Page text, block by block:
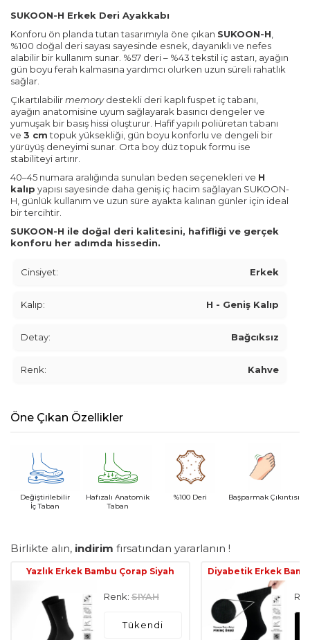
SUKOON-H Erkek Deri Ayakkabı
Konforu ön planda tutan tasarımıyla öne çıkan SUKOON-H,
%100 doğal deri sayası sayesinde esnek, dayanıklı ve nefes
alabilir bir kullanım sunar. %57 deri – %43 tekstil iç astarı, ayağın
gün boyu ferah kalmasına yardımcı olurken uzun süreli rahatlık
sağlar.
Çıkartılabilirmemorydestekli deri kaplı fuspet iç tabanı,
ayağın anatomisine uyum sağlayarak basıncı dengeler ve
yumuşak bir basış hissi oluşturur. Hafif yapılı poliüretan tabanı
ve 3 cmtopuk yüksekliği, gün boyu konforlu ve dengeli bir
yürüyüş deneyimi sunar. Orta boy düz topuk formu ise
stabiliteyi artırır.
40–45 numara aralığında sunulan beden seçenekleri ve H
kalıp yapısı sayesinde daha geniş iç hacim sağlayan SUKOON-
H, günlük kullanım ve uzun süre ayakta kalınan günler için ideal
bir tercihtir.
SUKOON-H ile doğal deri kalitesini, hafifliği ve gerçek
konforu her adımda hissedin.
Cinsiyet: Erkek
Kalıp: H - Geniş Kalıp
Detay: Bağcıksız
Renk: Kahve
Öne Çıkan Özellikler
Değiştirilebilir
İç Taban
Hafızalı Anatomik
Taban
%100 Deri Başparmak Çıkıntısı
Birlikte alın, indirim fırsatından yararlanın !
Yazlık Erkek Bambu Çorap Siyah
Renk: SIYAH
Tükendi
Diyabetik Erkek